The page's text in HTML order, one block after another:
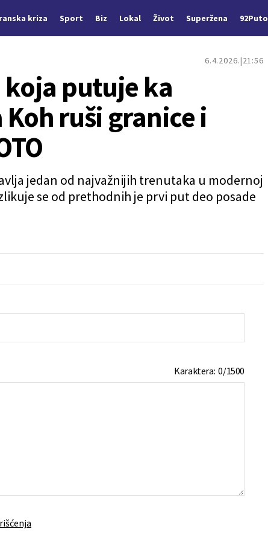
kriza Sport Biz Lokal Život Superžena
6.4.2026. 21:56
koja putuje ka
ruši granice i
jedan od najvažnijih trenutaka u modernoj
se od prethodnih je prvi put deo posade
Karaktera:0/1500